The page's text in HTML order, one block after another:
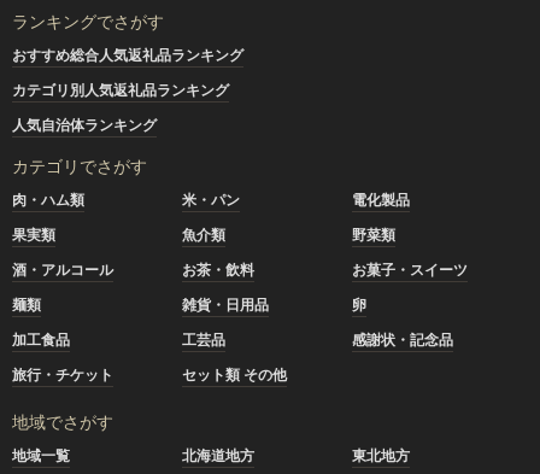
ランキングでさがす
おすすめ総合人気返礼品ランキング
カテゴリ別人気返礼品ランキング
人気自治体ランキング
カテゴリでさがす
肉・ハム類 米・パン
電化製品
果実類
魚介類
野菜類
酒・アルコール
お茶・飲料
お菓子・スイーツ
麺類
雑貨・日用品
卵
加工食品
工芸品
感謝状・記念品
旅行・チケット
セット類 その他
地域でさがす
地域一覧 北海道地方
東北地方